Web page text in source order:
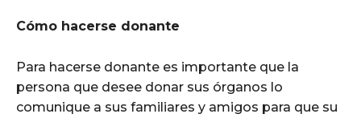
Cómo hacerse donante
Para hacerse donante es importante que la
persona que desee donar sus órganos lo
comunique a sus familiares y amigos para que su